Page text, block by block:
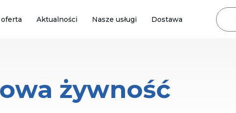
Aktualności Nasze usługi Dostawa
żywność